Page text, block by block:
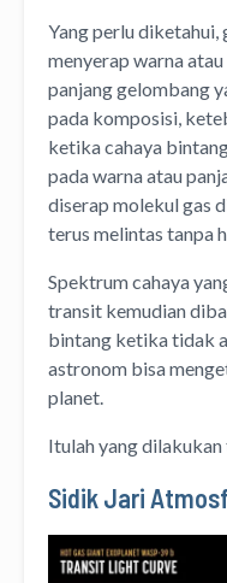
Yang perlu diketahui,
menyerap warna
panjang gelombang
pada komposisi,
ketika cahaya
pada warna atau
diserap molekul gas
terus melintas tanpa
Spektrum cahaya
transit kemudian
bintang ketika tidak
astronom bisa
planet.
Itulah yang
Sidik Jari